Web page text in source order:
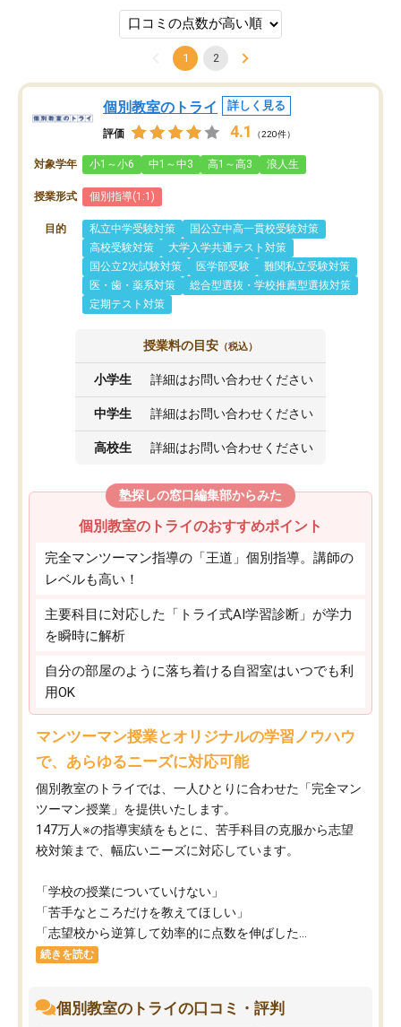
1 2
個別教室のトライ 詳しく見る
評価 4.1 （220件）
対象学年 小1～小6 中1～中3 高1～高3 浪人生
授業形式 個別指導(1:1)
目的 私立中学受験対策
国公立中高一貫校受験対策
高校受験対策
大学入学共通テスト対策
国公立2次試験対策
医学部受験
難関私立受験対策
医・歯・薬系対策
総合型選抜・学校推薦型選抜対策
定期テスト対策
授業料の目安 （税込）
小学生 詳細はお問い合わせください
中学生 詳細はお問い合わせください
高校生 詳細はお問い合わせください
塾探しの窓口編集部からみた
個別教室のトライのおすすめポイント
完全マンツーマン指導の「王道」個別指導。講師の
レベルも高い！
主要科目に対応した「トライ式AI学習診断」が学力
を瞬時に解析
自分の部屋のように落ち着ける自習室はいつでも利
用OK
マンツーマン授業とオリジナルの学習ノウハウ
で、あらゆるニーズに対応可能
個別教室のトライでは、一人ひとりに合わせた「完全マン
ツーマン授業」を提供いたします。​
147万人※の指導実績をもとに、苦手科目の克服から志望
校対策まで、幅広いニーズに対応しています。​
「学校の授業についていけない」​
「苦手なところだけを教えてほしい」​
「志望校から逆算して効率的に点数を伸ばした...
続きを読む
個別教室のトライの口コミ・評判